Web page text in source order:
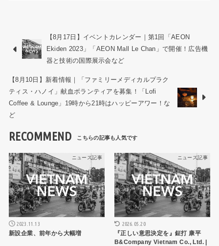
【8月17日】イベントカレンダー｜第1回「AEON
Ekiden 2023」「AEON Mall Le Chan」で開催！広告機
器と技術の国際展示会など
【8月10日】新着情報｜「ファミリーメディカルプラク
ティス・ハノイ」献血ボランティアを募集！「Lofi
Coffee & Lounge」19時から21時はハッピーアワー！な
ど
RECOMMEND
ニュース記事
2023.11.13
新設企業、前年から大幅増
ニュース記事
2026.05.20
『正しい意思決定を』鉦打 康平
B&Company Vietnam Co., Ltd. |